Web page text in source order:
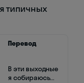
типичных
Перевод
В эти выходные
я собираюсь...